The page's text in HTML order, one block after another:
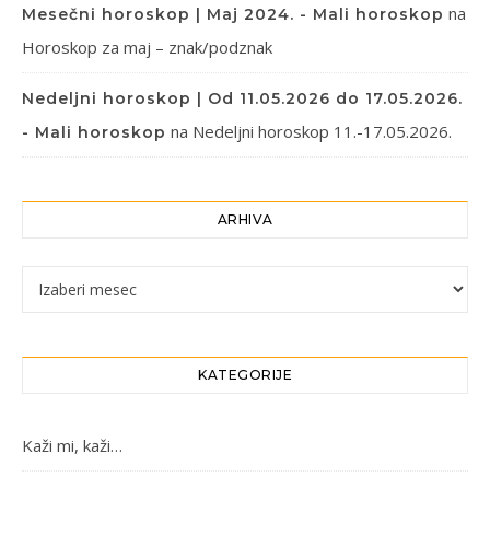
Mesečni horoskop | Maj 2024. - Mali horoskop na
Horoskop za maj – znak/podznak
Nedeljni horoskop | Od 11.05.2026 do 17.05.2026.
- Mali horoskop na Nedeljni horoskop 11.-17.05.2026.
ARHIVA
KATEGORIJE
Kaži mi, kaži…